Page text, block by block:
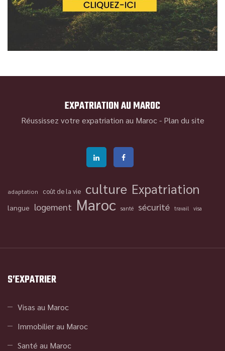
EXPATRIATION AU MAROC
Réussissez votre expatriation au Maroc - Plan du site
adaptation coût de la vie culture Expatriation
langue logement Maroc santé sécurité travail visa
S’EXPATRIER
Visas au Maroc
Immobilier au Maroc
Santé au Maroc